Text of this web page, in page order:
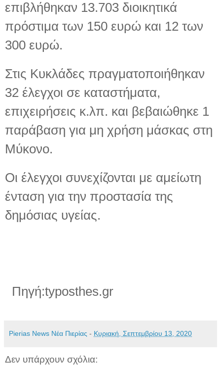
επιβλήθηκαν 13.703 διοικητικά
πρόστιμα των 150 ευρώ και 12 των
300 ευρώ.
Στις Κυκλάδες πραγματοποιήθηκαν
32 έλεγχοι σε καταστήματα,
επιχειρήσεις κ.λπ. και βεβαιώθηκε 1
παράβαση για μη χρήση μάσκας στη
Μύκονο.
Οι έλεγχοι συνεχίζονται με αμείωτη
ένταση για την προστασία της
δημόσιας υγείας.
Πηγή:typosthes.gr
Pierias News Νέα Πιερίας - Κυριακή, Σεπτεμβρίου 13, 2020
Δεν υπάρχουν σχόλια: